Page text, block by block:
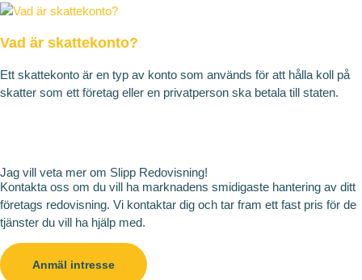
Vad är skattekonto?
Ett skattekonto är en typ av konto som används för att hålla koll på
skatter som ett företag eller en privatperson ska betala till staten.
Jag vill veta mer om Slipp Redovisning!
Kontakta oss om du vill ha marknadens smidigaste hantering av ditt
företags redovisning. Vi kontaktar dig och tar fram ett fast pris för de
tjänster du vill ha hjälp med.
Anmäl intresse